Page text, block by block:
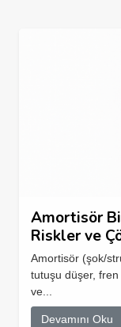
Amortisör
Riskler ve
Amortisör (şok/
tutuşu düşer, fren
ve...
Devamını Oku